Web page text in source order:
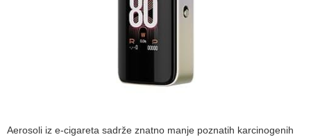
Aerosoli iz e-cigareta sadrže znatno manje poznatih karcinogenih